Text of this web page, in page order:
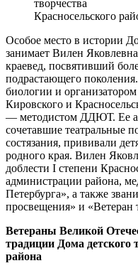
творчества
Красносельского
Особое место в истории
занимает Вилен
краевед, посвятивший
подрастающего
биологии и
Кировского и
— методистом ДДЮТ. Ее
сочетавшие театральные
состязания, прививали
родного края. Вилен
доблести I степени
администрации района,
Петербурга», а также
просвещения» и «Ветеран
Ветераны Великой
традиции Дома детского
района